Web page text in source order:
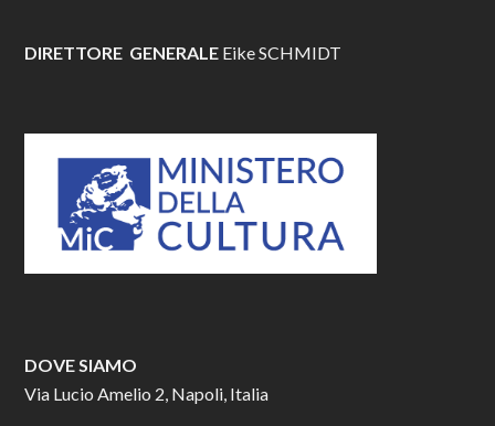
DIRETTORE GENERALE Eike SCHMIDT
DOVE SIAMO
Via Lucio Amelio 2, Napoli, Italia